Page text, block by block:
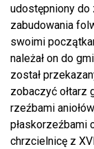
udostępniony do
zabudowania
swoimi
należał on do
został
zobaczyć ołtarz
rzeźbami
płaskorzeźbami
chrzcielnicę z